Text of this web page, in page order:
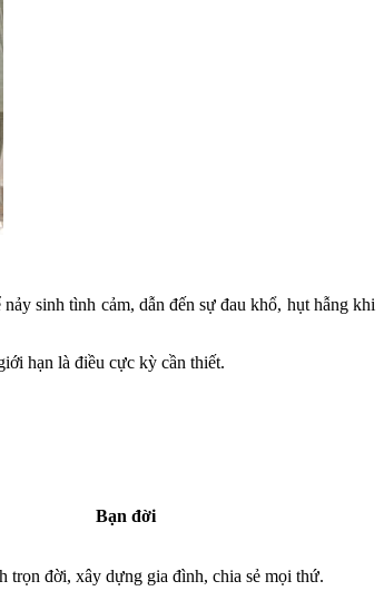
sinh tình cảm, dẫn đến sự đau khổ, hụt hẫng khi
hạn là điều cực kỳ cần thiết.
Bạn đời
trọn đời, xây dựng gia đình, chia sẻ mọi thứ.